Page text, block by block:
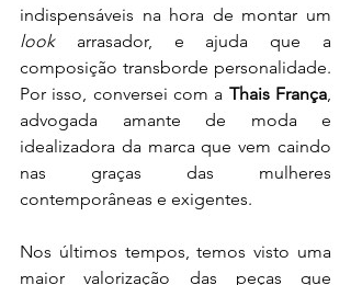
look arrasador, e ajuda que a
composição transborde personalidade.
Por isso, conversei com a Thais França,
advogada amante de moda e
idealizadora da marca que vem caindo
nas graças das mulheres
contemporâneas e exigentes.
Nos últimos tempos, temos visto uma
maior valorização das peças que